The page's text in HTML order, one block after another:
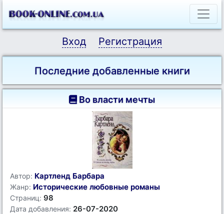
Вход Регистрация
Последние добавленные книги
Во власти мечты
Автор: Картленд Барбара
Жанр: Исторические любовные романы
Страниц: 98
Дата добавления: 26-07-2020